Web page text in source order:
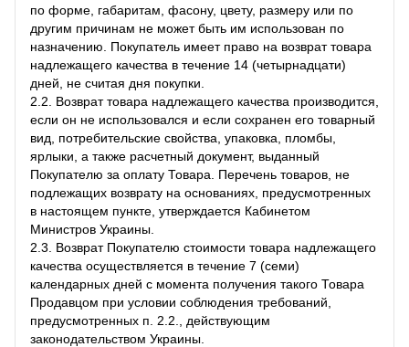
по форме, габаритам, фасону, цвету, размеру или по
другим причинам не может быть им использован по
назначению. Покупатель имеет право на возврат товара
надлежащего качества в течение 14 (четырнадцати)
дней, не считая дня покупки.
2.2. Возврат товара надлежащего качества производится,
если он не использовался и если сохранен его товарный
вид, потребительские свойства, упаковка, пломбы,
ярлыки, а также расчетный документ, выданный
Покупателю за оплату Товара. Перечень товаров, не
подлежащих возврату на основаниях, предусмотренных
в настоящем пункте, утверждается Кабинетом
Министров Украины.
2.3. Возврат Покупателю стоимости товара надлежащего
качества осуществляется в течение 7 (семи)
календарных дней с момента получения такого Товара
Продавцом при условии соблюдения требований,
предусмотренных п. 2.2., действующим
законодательством Украины.